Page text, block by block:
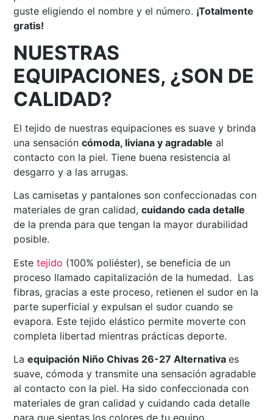
guste eligiendo el nombre y el número. ¡Totalmente
gratis!
NUESTRAS
EQUIPACIONES, ¿SON DE
CALIDAD?
El tejido de nuestras equipaciones es suave y brinda
una sensacióncómoda, liviana y agradable al
contacto con la piel. Tiene buena resistencia al
desgarro y a las arrugas.
Las camisetas y pantalones son confeccionadas con
materiales de gran calidad,cuidando cada detalle
de la prenda para que tengan la mayor durabilidad
posible.
Estetejido (100% poliéster), se beneficia de un
proceso llamado capitalización de la humedad. Las
fibras, gracias a este proceso, retienen el sudor en la
parte superficial y expulsan el sudor cuando se
evapora. Este tejido elástico permite moverte con
completa libertad mientras prácticas deporte.
Laequipación Niño Chivas 26-27 Alternativa es
suave, cómoda y transmite una sensación agradable
al contacto con la piel. Ha sido confeccionada con
materiales de gran calidad y cuidando cada detalle